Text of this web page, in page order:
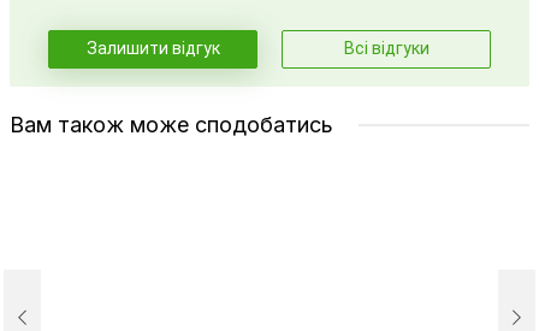
Залишити відгук Всі відгуки
Вам також може сподобатись